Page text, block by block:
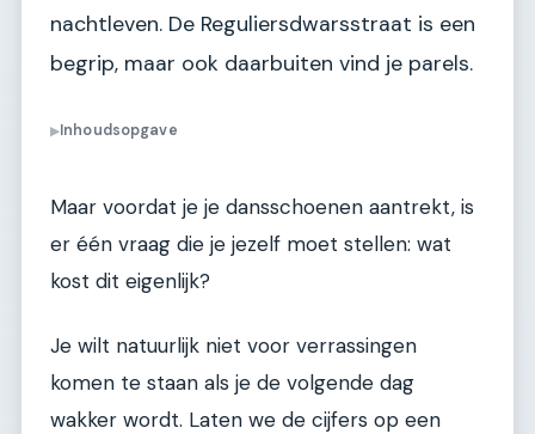
nachtleven. De Reguliersdwarsstraat is een
begrip, maar ook daarbuiten vind je parels.
▶Inhoudsopgave
Maar voordat je je dansschoenen aantrekt, is
er één vraag die je jezelf moet stellen: wat
kost dit eigenlijk?
Je wilt natuurlijk niet voor verrassingen
komen te staan als je de volgende dag
wakker wordt. Laten we de cijfers op een